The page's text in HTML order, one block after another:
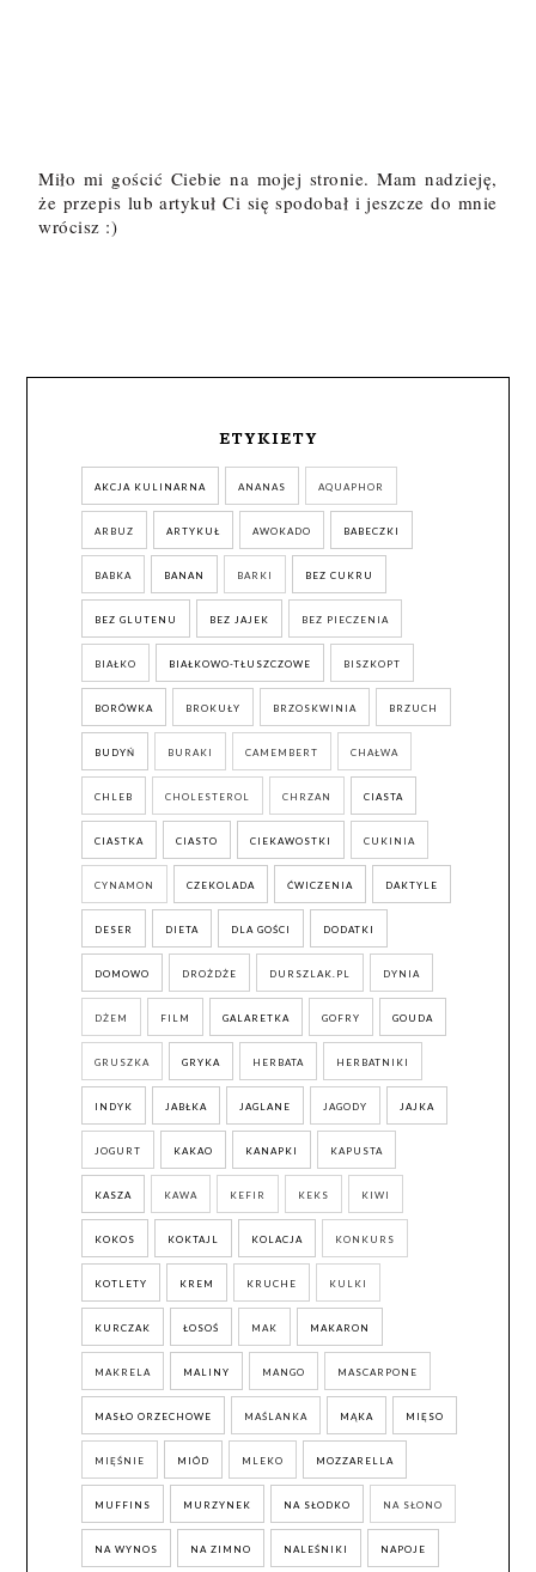
Miło mi gościć Ciebie na mojej stronie. Mam nadzieję,
że przepis lub artykuł Ci się spodobał i jeszcze do mnie
wrócisz :)
ETYKIETY
AKCJA KULINARNA ANANAS AQUAPHOR
ARBUZ ARTYKUŁ AWOKADO BABECZKI
BABKA BANAN BARKI BEZ CUKRU
BEZ GLUTENU BEZ JAJEK BEZ PIECZENIA
BIAŁKO BIAŁKOWO-TŁUSZCZOWE BISZKOPT
BORÓWKA BROKUŁY BRZOSKWINIA BRZUCH
BUDYŃ BURAKI CAMEMBERT CHAŁWA
CHLEB CHOLESTEROL CHRZAN CIASTA
CIASTKA CIASTO CIEKAWOSTKI CUKINIA
CYNAMON CZEKOLADA ĆWICZENIA DAKTYLE
DESER DIETA DLA GOŚCI DODATKI
DOMOWO DROŻDŻE DURSZLAK.PL DYNIA
DŻEM FILM GALARETKA GOFRY GOUDA
GRUSZKA GRYKA HERBATA HERBATNIKI
INDYK JABŁKA JAGLANE JAGODY JAJKA
JOGURT KAKAO KANAPKI KAPUSTA
KASZA KAWA KEFIR KEKS KIWI
KOKOS KOKTAJL KOLACJA KONKURS
KOTLETY KREM KRUCHE KULKI
KURCZAK ŁOSOŚ MAK MAKARON
MAKRELA MALINY MANGO MASCARPONE
MASŁO ORZECHOWE MAŚLANKA MĄKA MIĘSO
MIĘŚNIE MIÓD MLEKO MOZZARELLA
MUFFINS MURZYNEK NA SŁODKO NA SŁONO
NA WYNOS NA ZIMNO NALEŚNIKI NAPOJE